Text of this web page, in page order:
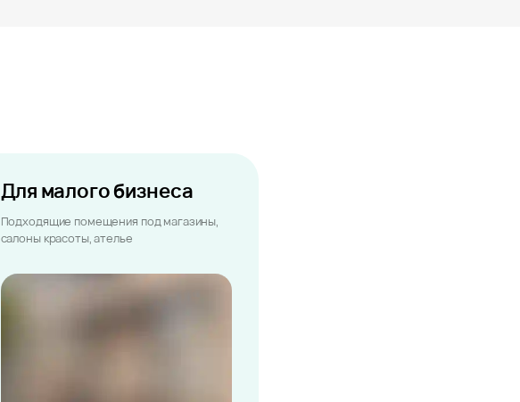
Для малого бизнеса
Подходящие помещения под магазины,
салоны красоты, ателье